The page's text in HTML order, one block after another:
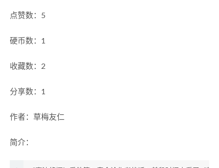
点赞数：5
硬币数：1
收藏数：2
分享数：1
作者：草梅友仁
简介：